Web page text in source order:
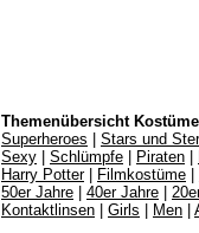
Themenübersicht
Superheroes
Stars und
Sexy
Schlümpfe Piraten
Harry Potter| Filmkostüme
50er Jahre
40er Jahre
Kontaktlinsen
Girls Men